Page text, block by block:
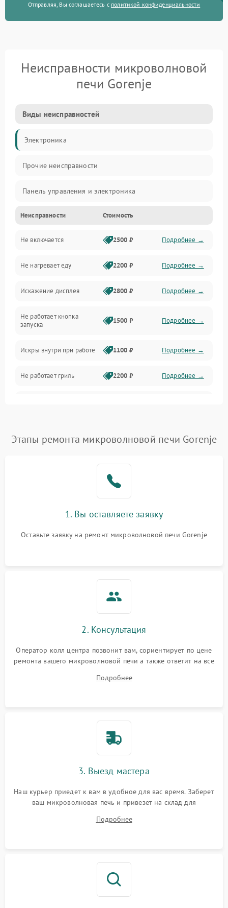
Отправляя, Вы соглашаетесь с политикой конфиденциальности
Неисправности микроволновой
печи Gorenje
Виды неисправностей
Электроника
Прочие неисправности
Панель управления и электроника
Дверца и корпус
Механика и внутренние элементы
Механические повреждения
Питание и запуск
Нагрев и приготовление
Программное обеспечение
Неисправности Стоимость
Не включается 2500 ₽ Подробнее →
Не нагревает еду 2200 ₽ Подробнее →
Искажение дисплея 2800 ₽ Подробнее →
Не работает кнопка
запуска
1500 ₽ Подробнее →
Искры внутри при работе 1100 ₽ Подробнее →
Не работает гриль 2200 ₽ Подробнее →
Подробнее →
2200 ₽
Не работают сенсорные
1000 ₽
Этапы ремонта микроволновой печи Gorenje
1. Вы оставляете заявку
Оставьте заявку на ремонт микроволновой печи Gorenje
2. Консультация
Оператор колл центра позвонит вам, сориентирует по цене
ремонта вашего микроволновой печи а также ответит на все
Подробнее
3. Выезд мастера
Наш курьер приедет к вам в удобное для вас время. Заберет
ваш микроволновая печь и привезет на склад для
Подробнее